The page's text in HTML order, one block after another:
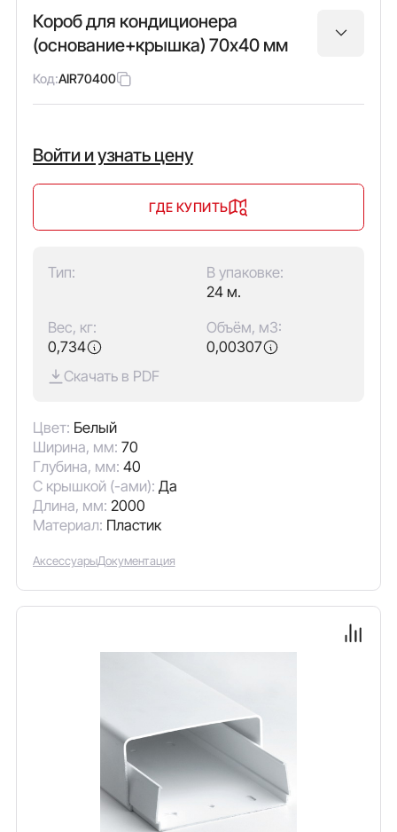
Короб для кондиционера
(основание+крышка) 70х40 мм
Код:AIR70400
Войти и узнать цену
ГДЕ КУПИТЬ
Тип:
В упаковке:
24 м.
Вес, кг:
0,734
Объём, м3:
0,00307
Скачать в PDF
Цвет: Белый
Ширина, мм: 70
Глубина, мм: 40
С крышкой (-ами): Да
Длина, мм: 2000
Материал: Пластик
АксессуарыДокументация